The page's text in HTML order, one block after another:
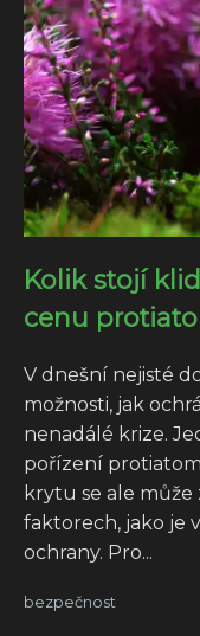
Kolik stojí
cenu
V dnešní nejisté
možnosti, jak
nenadálé krize.
pořízení
krytu se ale může
faktorech, jako je
ochrany. Pro...
bezpečnost